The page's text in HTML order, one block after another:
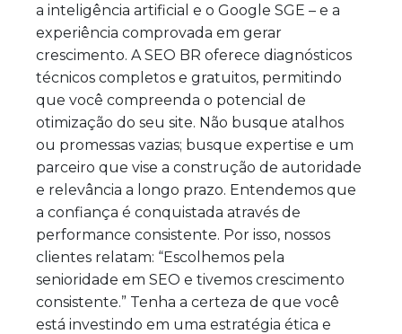
a inteligência artificial e o Google SGE – e a
experiência comprovada em gerar
crescimento. A SEO BR oferece diagnósticos
técnicos completos e gratuitos, permitindo
que você compreenda o potencial de
otimização do seu site. Não busque atalhos
ou promessas vazias; busque expertise e um
parceiro que vise a construção de autoridade
e relevância a longo prazo. Entendemos que
a confiança é conquistada através de
performance consistente. Por isso, nossos
clientes relatam: “Escolhemos pela
senioridade em SEO e tivemos crescimento
consistente.” Tenha a certeza de que você
está investindo em uma estratégia ética e